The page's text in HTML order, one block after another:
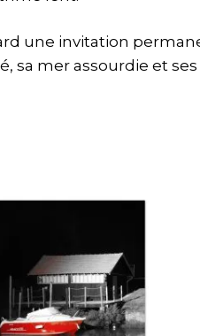
une invitation
sa mer assourdie et